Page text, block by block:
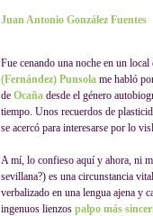
Juan Antonio González Fuentes
Fue cenando una noche en un
(Fernández) Punsola me habló
de Ocaña desde el género
tiempo. Unos recuerdos de
se acercó para interesarse por lo
A mí, lo confieso aquí y ahora, ni
sevillana?) es una circunstancia
verbalizado en una lengua ajena y
ingenuos lienzos palpo más